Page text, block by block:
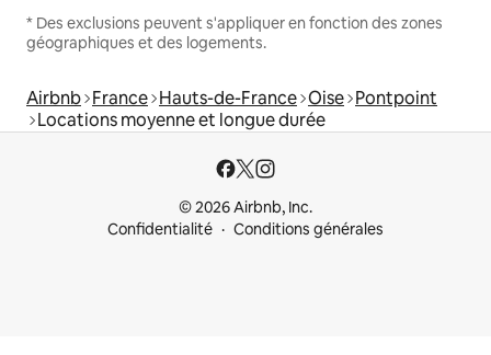
* Des exclusions peuvent s'appliquer en fonction des zones
géographiques et des logements.
Airbnb France Hauts-de-France Oise Pontpoint
Locations moyenne et longue durée
© 2026 Airbnb, Inc.
Confidentialité
Conditions générales